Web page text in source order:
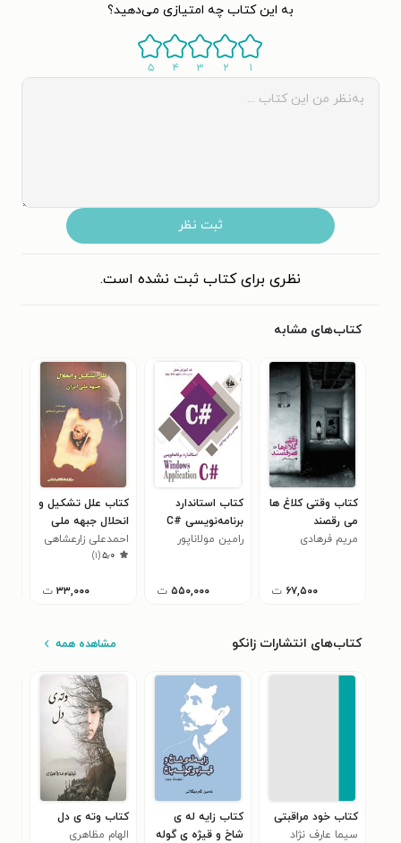
به این کتاب چه امتیازی می‌دهید؟
۱ ۲ ۳ ۴ ۵
ثبت نظر
نظری برای کتاب ثبت نشده است.
کتاب‌های مشابه
کتاب وقتی کلاغ ها
می رقصند
مریم فرهادی
۶۷,۵۰۰ ت
کتاب استاندارد
برنامه‌نویسی C#
Windows
رامین مولاناپور
۵۵۰,۰۰۰ ت
کتاب علل تشکیل و
انحلال جبهه ملی
ایران
احمدعلی زارعشاهی
۵٫۰(۱)
۳۳,۰۰۰ ت
کتاب‌های انتشارات زانکو مشاهده همه
کتاب خود مراقبتی
سیما عارف نژاد
کتاب زایه له ی
شاخ و قیژه ی گوله
کتاب وته ی دل
الهام مظاهری